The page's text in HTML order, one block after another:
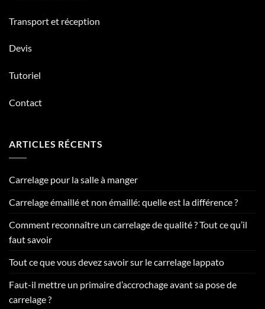
Transport et réception
Devis
Tutoriel
Contact
ARTICLES RÉCENTS
Carrelage pour la salle à manger
Carrelage émaillé et non émaillé: quelle est la différence ?
Comment reconnaître un carrelage de qualité ? Tout ce qu’il
faut savoir
Tout ce que vous devez savoir sur le carrelage lappato
Faut-il mettre un primaire d’accrochage avant sa pose de
carrelage ?